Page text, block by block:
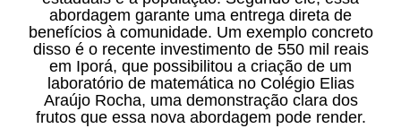
abordagem garante uma entrega direta de
benefícios à comunidade. Um exemplo concreto
disso é o recente investimento de 550 mil reais
em Iporá, que possibilitou a criação de um
laboratório de matemática no Colégio Elias
Araújo Rocha, uma demonstração clara dos
frutos que essa nova abordagem pode render.